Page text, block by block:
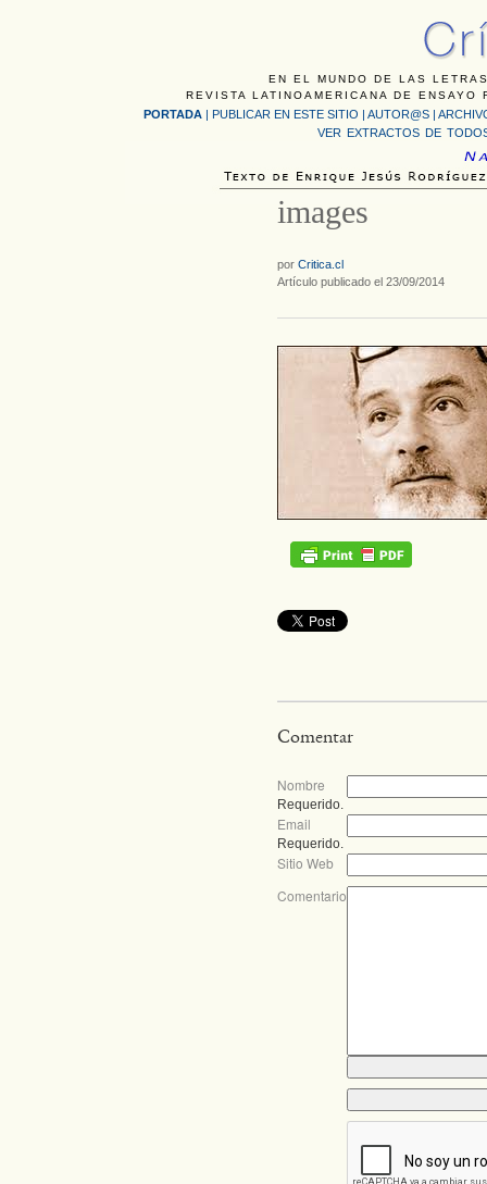
EN EL MUNDO DE LAS
REVISTA LATINOAMERICANA DE
PORTADA | PUBLICAR EN ESTE SITIO | AUTOR@S |
VER EXTRACTOS DE
images
por Critica.cl
Artículo publicado el 23/09/2014
Comentar
Nombre
Requerido.
Email
Requerido.
Sitio Web
Comentario